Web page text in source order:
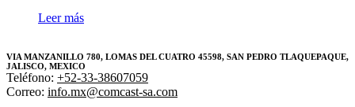
Leer más
VIA MANZANILLO 780, LOMAS DEL CUATRO 45598, SAN PEDRO TLAQUEPAQUE,
JALISCO, MEXICO
Teléfono: +52-33-38607059
Correo: info.mx@comcast-sa.com